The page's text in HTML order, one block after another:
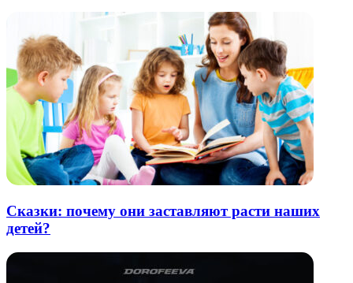
Сказки: почему они заставляют расти наших
детей?